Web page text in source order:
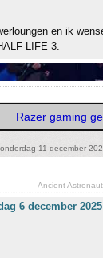
en ik
LIFE 3.
Razer gaming
11 december
Ancient Astronaut
6 december